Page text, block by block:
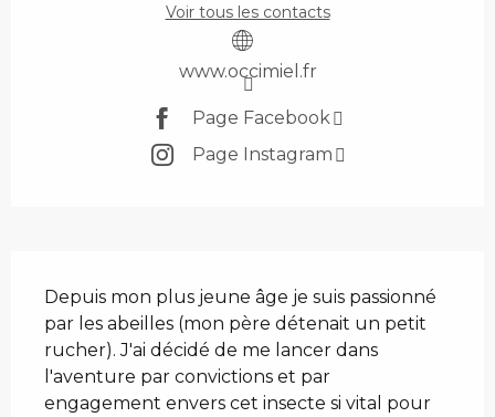
Voir tous les contacts
www.occimiel.fr
Page Facebook
Page Instagram
Depuis mon plus jeune âge je suis passionné
par les abeilles (mon père détenait un petit
rucher). J'ai décidé de me lancer dans
l'aventure par convictions et par
engagement envers cet insecte si vital pour